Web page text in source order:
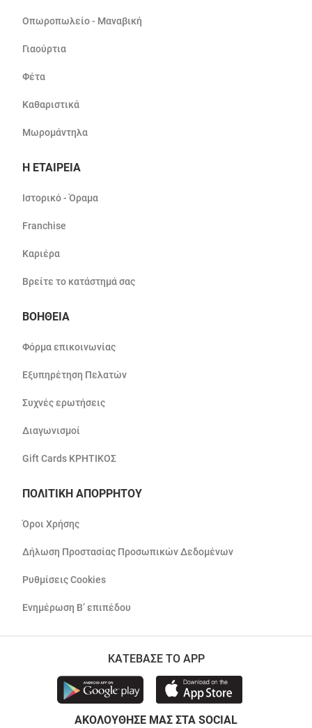
Οπωροπωλείο - Μαναβική
Γιαούρτια
Φέτα
Καθαριστικά
Μωρομάντηλα
Η ΕΤΑΙΡΕΙΑ
Ιστορικό - Όραμα
Franchise
Καριέρα
Βρείτε το κατάστημά σας
ΒΟΗΘΕΙΑ
Φόρμα επικοινωνίας
Εξυπηρέτηση Πελατών
Συχνές ερωτήσεις
Διαγωνισμοί
Gift Cards ΚΡΗΤΙΚΟΣ
ΠΟΛΙΤΙΚΗ ΑΠΟΡΡΗΤΟΥ
Όροι Χρήσης
Δήλωση Προστασίας Προσωπικών Δεδομένων
Ρυθμίσεις Cookies
Ενημέρωση Β’ επιπέδου
ΚΑΤΕΒΑΣΕ ΤΟ APP
ΑΚΟΛΟΥΘΗΣΕ ΜΑΣ ΣΤΑ SOCIAL